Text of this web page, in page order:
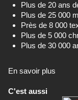
Plus de 20 ans
Plus de 25 000
Près de 8 000
Plus de 5 000
Plus de 30 000
En savoir plus
C'est aussi